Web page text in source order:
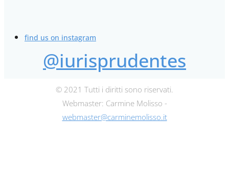
find us on instagram
@iurisprudentes
© 2021 Tutti i diritti sono riservati.
Webmaster: Carmine Molisso -
webmaster@carminemolisso.it